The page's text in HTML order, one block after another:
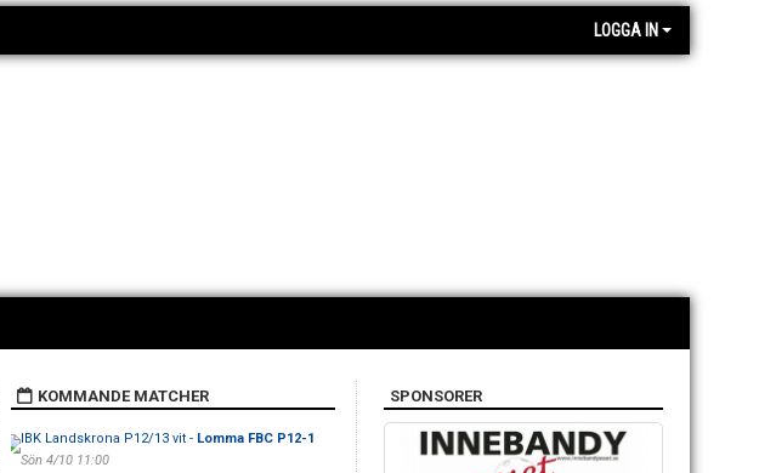
LOGGA IN
KOMMANDE MATCHER
IBK Landskrona P12/13 vit - Lomma FBC P12-1
Sön 4/10 11:00
SPONSORER